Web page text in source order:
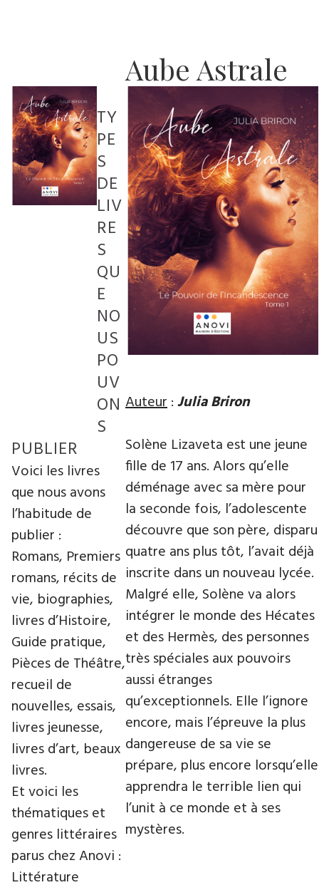
Aube Astrale
Auteur:JuliaBriron
Solène Lizaveta est une jeune
fille de 17 ans. Alors qu’elle
déménage avec sa mère pour
la seconde fois, l’adolescente
découvre que son père, disparu
quatre ans plus tôt, l’avait déjà
inscrite dans un nouveau lycée.
Malgré elle, Solène va alors
intégrer le monde des Hécates
et des Hermès, des personnes
très spéciales aux pouvoirs
aussi étranges
qu’exceptionnels. Elle l’ignore
encore, mais l’épreuve la plus
dangereuse de sa vie se
prépare, plus encore lorsqu’elle
apprendra le terrible lien qui
l’unit à ce monde et à ses
mystères.
TY
PE
S
DE
LIV
RE
S
QU
E
NO
US
PO
UV
ON
S
PUBLIER
Voici les livres
que nous avons
l’habitude de
publier :
Romans, Premiers
romans, récits de
vie, biographies,
livres d’Histoire,
Guide pratique,
Pièces de Théâtre,
recueil de
nouvelles, essais,
livres jeunesse,
livres d’art, beaux
livres.
Et voici les
thématiques et
genres littéraires
parus chez Anovi :
Littérature